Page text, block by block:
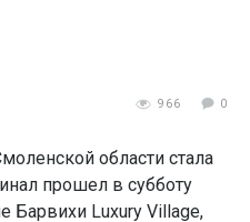
966 0
области стала
прошел в субботу
Барвихи Luxury Village,